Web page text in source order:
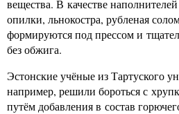
вещества. В качестве
опилки, льнокостра, рубленая
формируются под прессом и
без обжига.
Эстонские учёные из Тартуского
например, решили бороться с
путём добавления в состав